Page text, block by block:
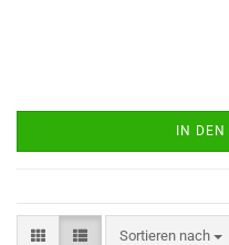
IN
Sortieren nach